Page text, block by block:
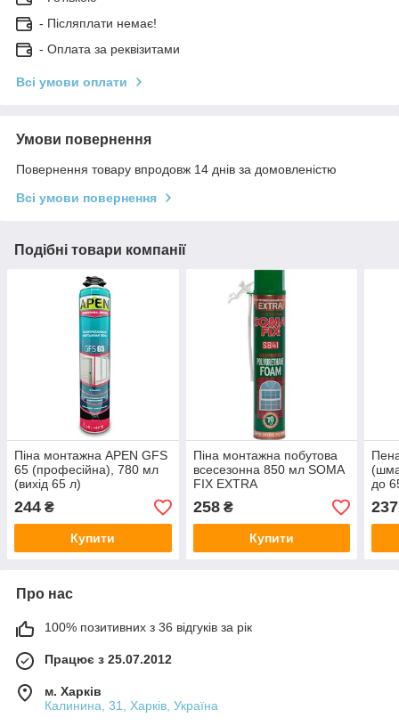
- Післяплати немає!
- Оплата за реквізитами
Всі умови оплати
Умови повернення
Повернення товару впродовж 14 днів за домовленістю
Всі умови повернення
Подібні товари компанії
Піна монтажна APEN GFS
65 (професійна), 780 мл
(вихід 65 л)
244 ₴
Купити
Піна монтажна побутова
всесезонна 850 мл SOMA
FIX EXTRA
258₴
Купити
до
237
Про нас
100% позитивних з 36 відгуків за рік
Працює з 25.07.2012
м. Харків
Калинина, 31, Харків, Україна